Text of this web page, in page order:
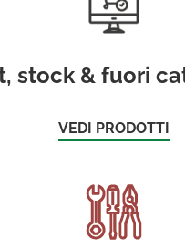
stock & fuori
VEDI PRODOTTI